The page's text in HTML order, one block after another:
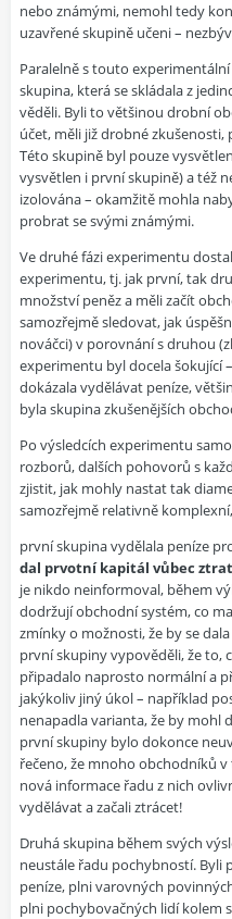
nebo známými, nemohl tedy
uzavřené skupině učeni –
Paralelně s touto
skupina, která se skládala z
věděli. Byli to většinou drobní
účet, měli již drobné
Této skupině byl pouze
vysvětlen i první skupině) a též
izolována – okamžitě mohla
probrat se svými známými.
Ve druhé fázi experimentu
experimentu, tj. jak první, tak
množství peněz a měli začít
samozřejmě sledovat, jak
nováčci) v porovnání s druhou
experimentu byl docela šokující
dokázala vydělávat peníze,
byla skupina zkušenějších
Po výsledcích experimentu
rozborů, dalších pohovorů s
zjistit, jak mohly nastat tak
samozřejmě relativně
první skupina vydělala peníze
dal prvotní kapitál vůbec
je nikdo neinformoval, během
dodržují obchodní systém, co
zmínky o možnosti, že by se
první skupiny vypověděli, že to,
připadalo naprosto normální a
jakýkoliv jiný úkol – například
nenapadla varianta, že by mohl
první skupiny bylo dokonce
řečeno, že mnoho obchodníků
nová informace řadu z nich
vydělávat a začali ztrácet!
Druhá skupina během svých
neustále řadu pochybností. Byli
peníze, plni varovných
plni pochybovačných lidí kolem